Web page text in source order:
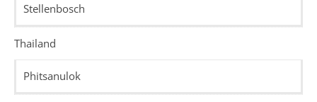
Stellenbosch
Thailand
Phitsanulok